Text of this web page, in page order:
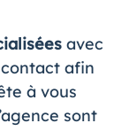
avec
afin
à vous
sont